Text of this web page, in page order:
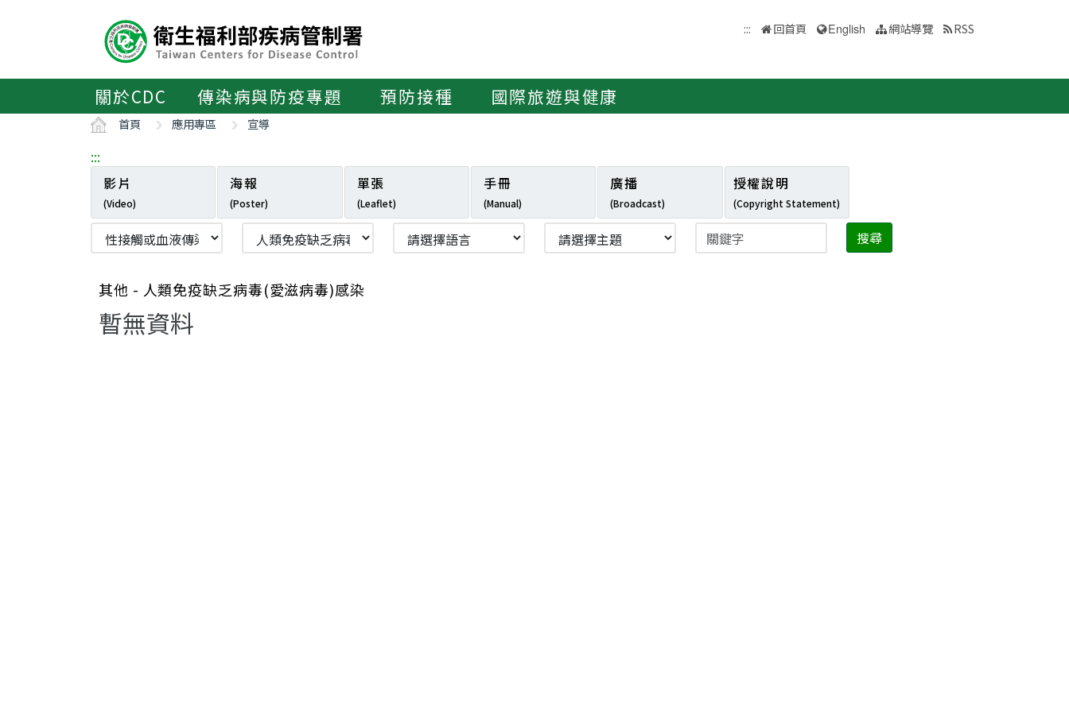
區
::: 回首頁 English 網站導覽 RSS
關於CDC 傳染病與防疫專題 預防接種 國際旅遊與健康
首頁 應用專區 宣導
:::
影片
(Video)
海報
(Poster)
單張
(Leaflet)
手冊
(Manual)
廣播
(Broadcast)
授權說明
(Copyright Statement)
搜尋
其他 - 人類免疫缺乏病毒(愛滋病毒)感染
暫無資料